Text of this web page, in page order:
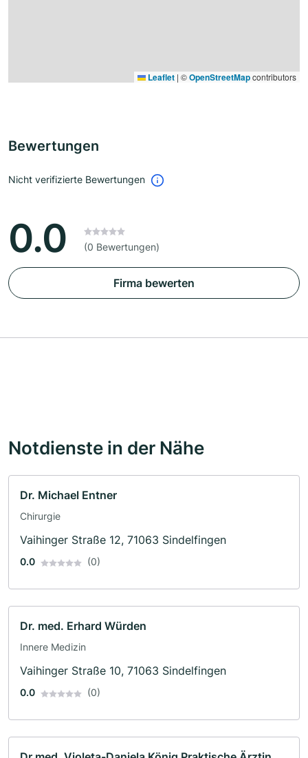
Leaflet | ©OpenStreetMapcontributors
Bewertungen
Nicht verifizierte Bewertungen
0.0 (0 Bewertungen)
Firma bewerten
Notdienste in der Nähe
Dr. Michael Entner
Chirurgie
Vaihinger Straße 12, 71063 Sindelfingen
0.0 (0)
Dr. med. Erhard Würden
Innere Medizin
Vaihinger Straße 10, 71063 Sindelfingen
0.0 (0)